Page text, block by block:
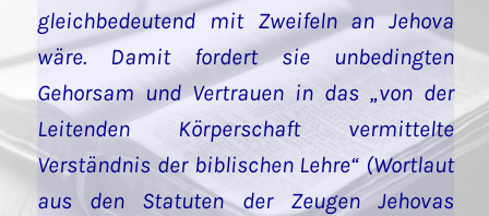
gleichbedeutend mit Zweifeln an Jehova
wäre. Damit fordert sie unbedingten
Gehorsam und Vertrauen in das „von der
Leitenden Körperschaft vermittelte
Verständnis der biblischen Lehre“ (Wortlaut
aus den Statuten der Zeugen Jehovas